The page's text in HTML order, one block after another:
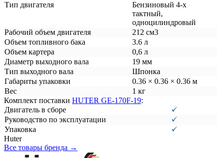
Тип двигателя
Бензиновый 4-х
тактный,
одноцилиндровый
Рабочий объем двигателя
212 см3
Объем топливного бака
3.6 л
Объем картера
0,6 л
Диаметр выходного вала
19 мм
Тип выходного вала
Шпонка
Габариты упаковки
0.36 × 0.36 × 0.36 м
Вес
1 кг
Комплект поставки HUTER GE-170F-19:
Двигатель в сборе
Руководство по эксплуатации
Упаковка
Huter
Все товары бренда →